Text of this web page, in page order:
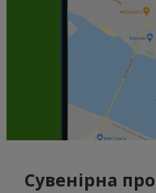
Сувенірна